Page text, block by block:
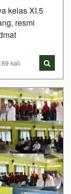
kelas XI.5
resmi
kali